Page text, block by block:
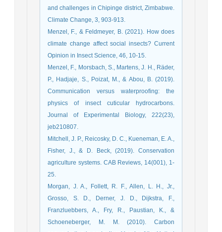
and challenges in Chipinge district, Zimbabwe.
Climate Change, 3, 903-913.
Menzel, F., & Feldmeyer, B. (2021). How does
climate change affect social insects? Current
Menzel, F., Morsbach, S., Martens, J. H., Räder,
P., Hadjaje, S., Poizat, M., & Abou, B. (2019).
Communication versus waterproofing: the
physics of insect cuticular hydrocarbons.
Journal of Experimental Biology, 222(23),
Mitchell, J. P., Reicosky, D. C., Kueneman, E. A.,
Fisher, J., & D. Beck, (2019). Conservation
agriculture systems. CAB Reviews, 14(001), 1-
25.
Morgan, J. A., Follett, R. F., Allen, L. H., Jr.,
Grosso, S. D., Derner, J. D., Dijkstra, F.,
Franzluebbers, A., Fry, R., Paustian, K., &
Schoeneberger, M. M. (2010). Carbon